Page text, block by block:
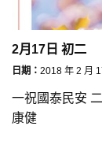
2月17日 初二
日期： 2018 年 2 月
一祝國泰民安
康健